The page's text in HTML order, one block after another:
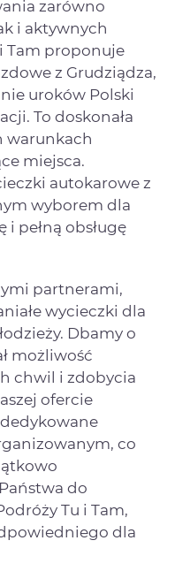
zarówno
i aktywnych
Tam proponuje
z Grudziądza,
uroków Polski
To doskonała
warunkach
miejsca.
autokarowe z
wyborem dla
pełną obsługę
partnerami,
wycieczki dla
Dbamy o
możliwość
chwil i zdobycia
ofercie
co
do
Tu i Tam,
dla